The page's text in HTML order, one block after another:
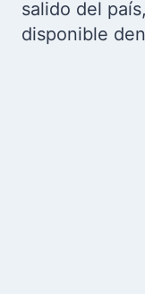
salido del
disponible